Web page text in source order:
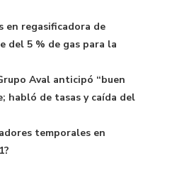
en regasificadora de
del 5 % de gas para la
Aval anticipó “buen
habló de tasas y caída del
temporales en